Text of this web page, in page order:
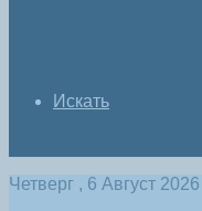
Искать
Четверг , 6 Август 2026